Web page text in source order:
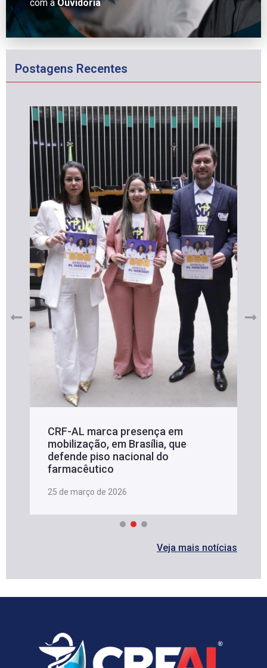
com a Ouvidoria
Postagens Recentes
CRF-AL marca presença em
mobilização, em Brasília, que
defende piso nacional do
farmacêutico
25 de março de 2026
Veja mais notícias